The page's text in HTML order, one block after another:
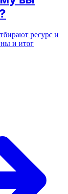
ресурс и
и итог